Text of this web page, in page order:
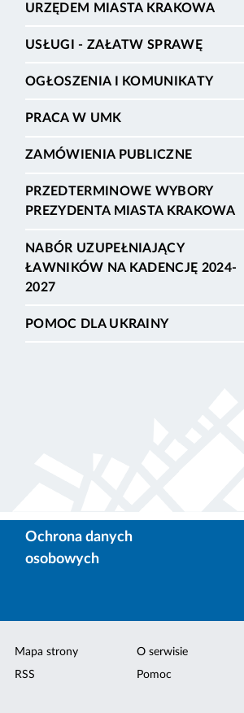
URZĘDEM MIASTA KRAKOWA
USŁUGI - ZAŁATW SPRAWĘ
OGŁOSZENIA I KOMUNIKATY
PRACA W UMK
ZAMÓWIENIA PUBLICZNE
PRZEDTERMINOWE WYBORY
PREZYDENTA MIASTA KRAKOWA
NABÓR UZUPEŁNIAJĄCY
ŁAWNIKÓW NA KADENCJĘ 2024-
2027
POMOC DLA UKRAINY
Ochrona danych
osobowych
Mapa strony
RSS
O serwisie
Pomoc